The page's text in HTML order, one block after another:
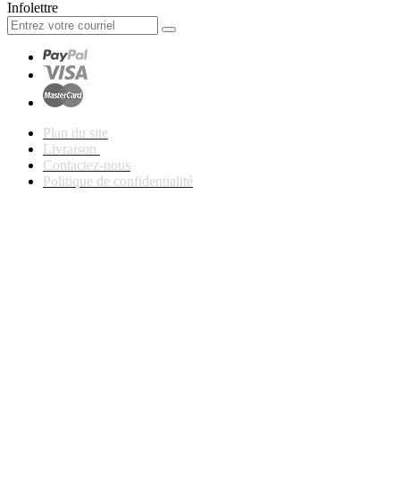
Infolettre
Plan du site
Livraison
Contactez-nous
Politique de confidentialité